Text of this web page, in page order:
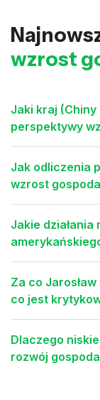
wzrost
Jaki kraj
perspektywy
Jak odliczenia
wzrost
Jakie
Za co
co jest
Dlaczego
rozwój